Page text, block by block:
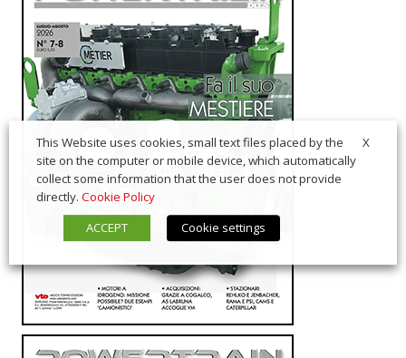
X
This Website uses cookies, small text files placed by the
site on the computer or mobile device, which automatically
collect some information that the user does not provide
directly. Cookie Policy
ACCEPT
Cookie settings